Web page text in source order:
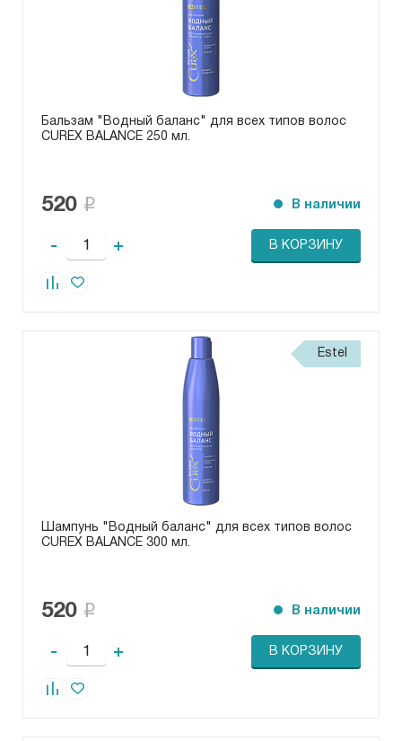
Бальзам "Водный баланс" для всех типов волос
CUREX BALANCE 250 мл.
520 В наличии
- + В КОРЗИНУ
Estel
Шампунь "Водный баланс" для всех типов волос
CUREX BALANCE 300 мл.
520 В наличии
- + В КОРЗИНУ